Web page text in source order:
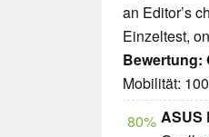
an Editor’s
Einzeltest,
Bewertung:
Mobilität:
80% ASUS